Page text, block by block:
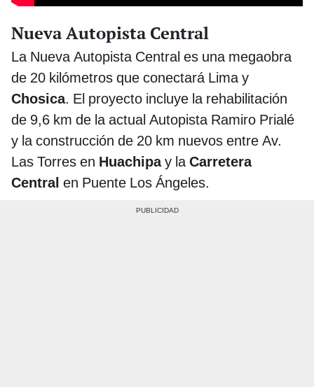
Nueva Autopista Central
La Nueva Autopista Central es una megaobra
de 20 kilómetros que conectará Lima y
Chosica. El proyecto incluye la rehabilitación
de 9,6 km de la actual Autopista Ramiro Prialé
y la construcción de 20 km nuevos entre Av.
Las Torres en Huachipay laCarretera
Central en Puente Los Ángeles.